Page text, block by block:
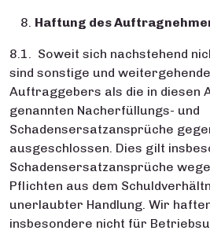
Haftung des
8.1. Soweit sich nachstehend
sind sonstige und
Auftraggebers als die in diesen
genannten Nacherfüllungs- und
Schadensersatzansprüche
ausgeschlossen. Dies gilt
Schadensersatzansprüche
Pflichten aus dem
unerlaubter Handlung. Wir
insbesondere nicht für